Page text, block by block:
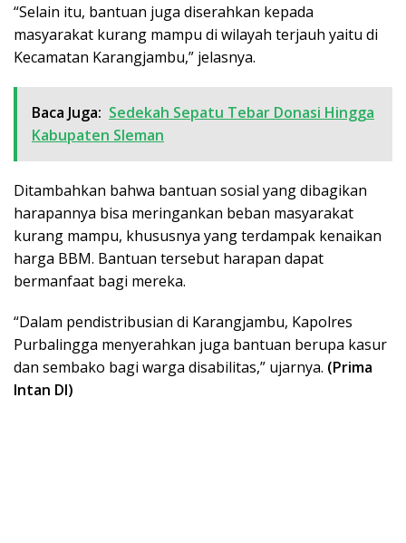
“Selain itu, bantuan juga diserahkan kepada
masyarakat kurang mampu di wilayah terjauh yaitu di
Kecamatan Karangjambu,” jelasnya.
Baca Juga: Sedekah Sepatu Tebar Donasi Hingga
Kabupaten Sleman
Ditambahkan bahwa bantuan sosial yang dibagikan
harapannya bisa meringankan beban masyarakat
kurang mampu, khususnya yang terdampak kenaikan
harga BBM. Bantuan tersebut harapan dapat
bermanfaat bagi mereka.
“Dalam pendistribusian di Karangjambu, Kapolres
Purbalingga menyerahkan juga bantuan berupa kasur
dan sembako bagi warga disabilitas,” ujarnya. (Prima
Intan DI)